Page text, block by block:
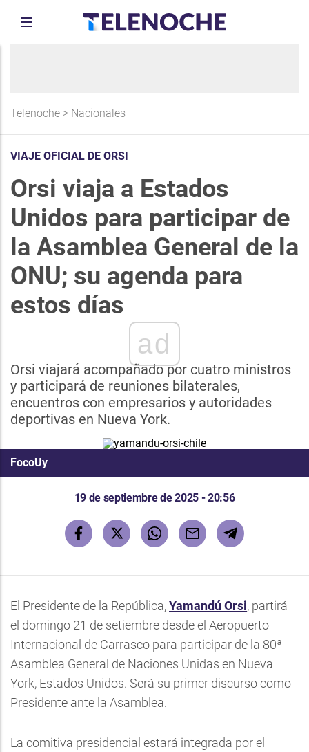
Telenoche > Nacionales
VIAJE OFICIAL DE ORSI
Orsi viaja a Estados
Unidos para participar de
la Asamblea General de la
ONU; su agenda para
estos días
ad
Orsi viajará acompañado por cuatro ministros
y participará de reuniones bilaterales,
encuentros con empresarios y autoridades
deportivas en Nueva York.
FocoUy
19 de septiembre de 2025 - 20:56
El Presidente de la República,Yamandú Orsi, partirá
el domingo 21 de setiembre desde el Aeropuerto
Internacional de Carrasco para participar de la 80ª
Asamblea General de Naciones Unidas en Nueva
York, Estados Unidos. Será su primer discurso como
Presidente ante la Asamblea.
La comitiva presidencial estará integrada por el